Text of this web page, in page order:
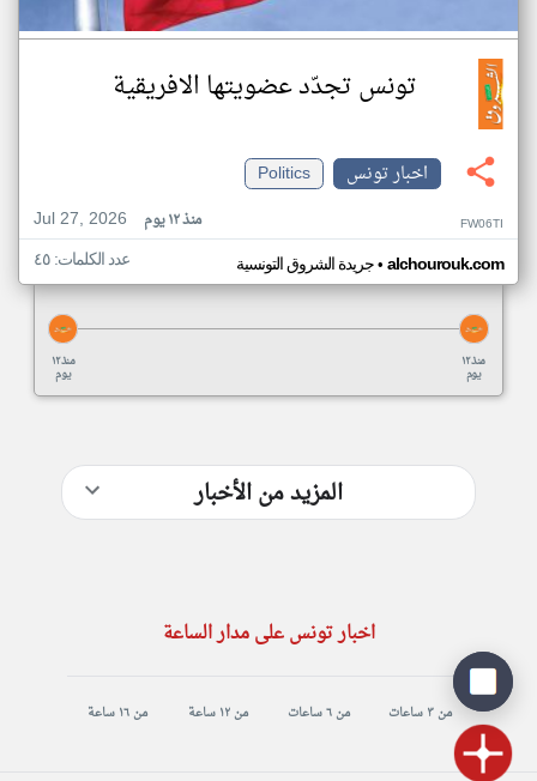
تونس تجدّد عضويتها الافريقية
اخبار تونس
Politics
Jul 27, 2026
منذ ١٢ يوم FW06TI
جريدة الشروق التونسية• alchourouk.com عدد الكلمات: ٤٥
منذ ١٢
يوم
منذ ١٢
يوم
المزيد من الأخبار
اخبار تونس على مدار الساعة
من ٣ ساعات من ٦ ساعات من ١٢ ساعة من ١٦ ساعة